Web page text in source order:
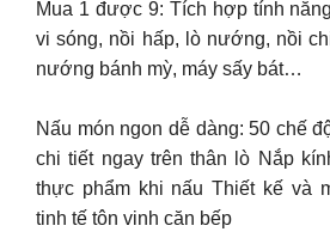
Mua 1 được 9: Tích hợp tính
vi sóng, nồi hấp, lò nướng, nồi
nướng bánh mỳ, máy sấy bát…
Nấu món ngon dễ dàng: 50 chế
chi tiết ngay trên thân lò Nắp
thực phẩm khi nấu Thiết kế và
tinh tế tôn vinh căn bếp